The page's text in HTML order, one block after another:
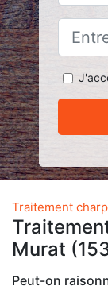
Traitement
Murat
Peut-on